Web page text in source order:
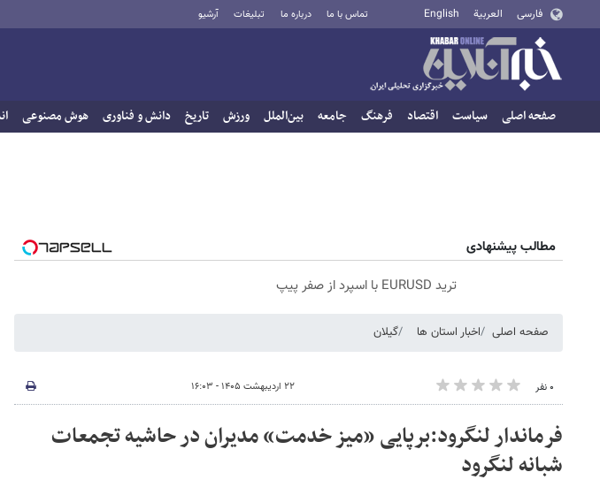
فارسی العربية English تماس با ما درباره ما تبلیغات آرشیو
صفحه اصلی سیاست اقتصاد فرهنگ جامعه بین‌الملل ورزش تاریخ دانش و فناوری هوش مصنوعی
مطالب پیشنهادی
ترید EURUSD با اسپرد از صفر پیپ
صفحه اصلی اخبار استان ها گیلان
۰ نفر ۲۲ اردیبهشت ۱۴۰۵ - ۱۶:۰۳
فرماندار لنگرود:برپایی «میز خدمت» مدیران در حاشیه تجمعات
شبانه لنگرود